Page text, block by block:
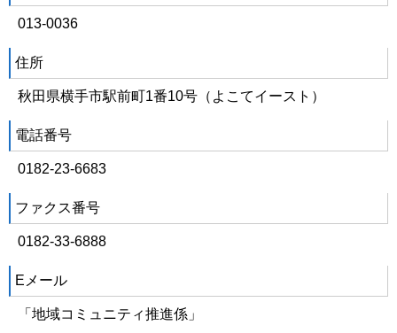
013-0036
住所
秋田県横手市駅前町1番10号（よこてイースト）
電話番号
0182-23-6683
ファクス番号
0182-33-6888
Eメール
「地域コミュニティ推進係」